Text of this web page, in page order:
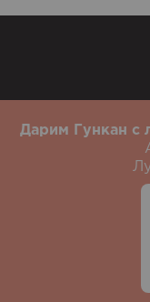
Суши
Ивано-
Дарим Гункан с